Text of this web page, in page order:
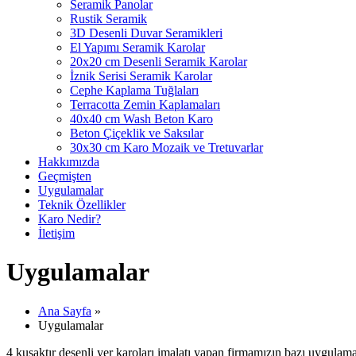
Seramik Panolar
Rustik Seramik
3D Desenli Duvar Seramikleri
El Yapımı Seramik Karolar
20x20 cm Desenli Seramik Karolar
İznik Serisi Seramik Karolar
Cephe Kaplama Tuğlaları
Terracotta Zemin Kaplamaları
40x40 cm Wash Beton Karo
Beton Çiçeklik ve Saksılar
30x30 cm Karo Mozaik ve Tretuvarlar
Hakkımızda
Geçmişten
Uygulamalar
Teknik Özellikler
Karo Nedir?
İletişim
Uygulamalar
Ana Sayfa »
Uygulamalar
4 kuşaktır desenli yer karoları imalatı yapan firmamızın bazı